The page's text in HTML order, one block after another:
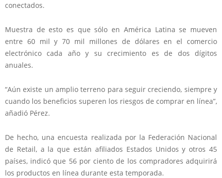
conectados.
Muestra de esto es que sólo en América Latina se mueven
entre 60 mil y 70 mil millones de dólares en el comercio
electrónico cada año y su crecimiento es de dos dígitos
anuales.
“Aún existe un amplio terreno para seguir creciendo, siempre y
cuando los beneficios superen los riesgos de comprar en línea”,
añadió Pérez.
De hecho, una encuesta realizada por la Federación Nacional
de Retail, a la que están afiliados Estados Unidos y otros 45
países, indicó que 56 por ciento de los compradores adquirirá
los productos en línea durante esta temporada.